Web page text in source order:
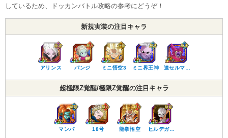
しているため、ドッカンバトル攻略の参考にどうぞ！
新規実装の注目キャラ
アリンス パンジ ミニ悟空3 ミニ界王神 速セルマ…
超極限Z覚醒/極限Z覚醒の注目キャラ
マンバ 18号 龍拳悟空 ヒルデガ…